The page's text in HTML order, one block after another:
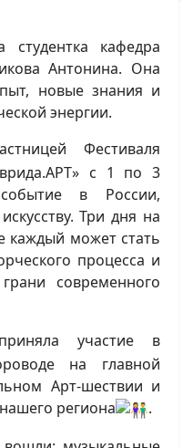
студентка кафедра
Антонина. Она
новые знания и
энергии.
Фестиваля
с 1 по 3
в России,
Три дня на
каждый может стать
процесса и
современного
участие в
на главной
Арт-шествии и
региона
.